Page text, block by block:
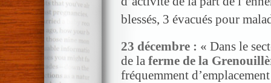
blessés, 3 évacués pour
23 décembre : « Dans le
de la ferme de la
fréquemment